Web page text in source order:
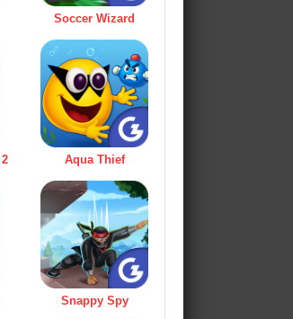
Soccer Wizard
Aqua Thief
Snappy Spy